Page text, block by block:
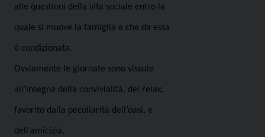
alle questioni della vita sociale entro la
quale si muove la famiglia e che da essa
è condizionata.
Ovviamente le giornate sono vissute
all’insegna della convivialità, del relax,
favorito dalla peculiarità dell’oasi, e
dell’amicizia.